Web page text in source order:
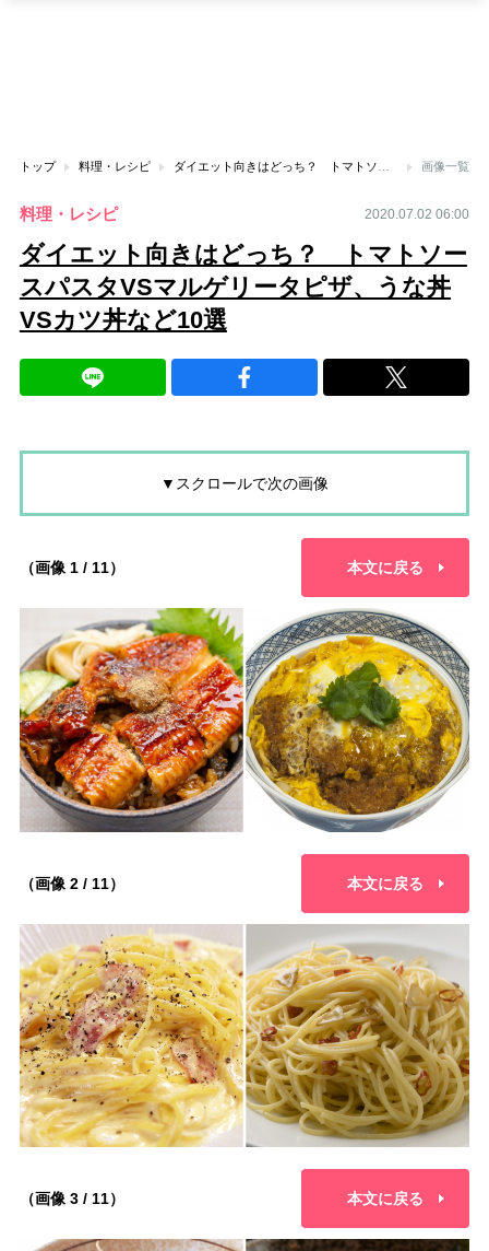
トップ 料理・レシピ 画像一覧
料理・レシピ 2020.07.02 06:00
ダイエット向きはどっち？ トマトソー
スパスタVSマルゲリータピザ、うな丼
VSカツ丼など10選
▼スクロールで次の画像
（画像 1 / 11） 本文に戻る
（画像 2 / 11） 本文に戻る
（画像 3 / 11） 本文に戻る